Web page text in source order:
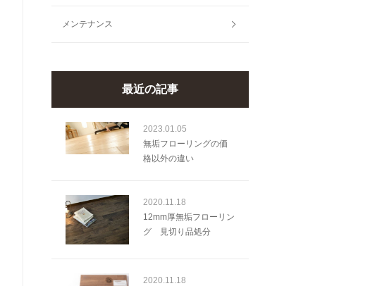
メンテナンス
最近の記事
2023.01.05
無垢フローリングの価
格以外の違い
2020.11.18
12mm厚無垢フローリン
グ 見切り品処分
2020.11.18